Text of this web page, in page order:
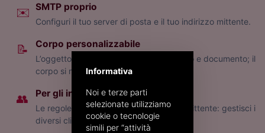
✉️ SMTP proprio
Configuri il tuo server di posta e il tuo indirizzo mittente.
📝 Corpo personalizzabile
L’oggetto identifica mittente, destinatario e documento; il
corpo si modifica con un editor HTML.
👥 Per gli intermediari
Le regole includono anche la P.IVA del mittente: gestisci i
diversi clienti del tuo portafoglio.
Informativa
Noi e terze parti
selezionate utilizziamo
cookie o tecnologie
simili per “attività